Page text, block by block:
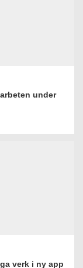
under
verk i ny app